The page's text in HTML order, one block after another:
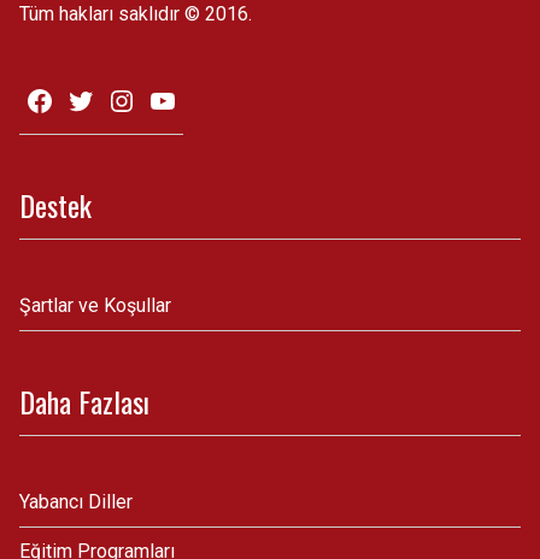
Tüm hakları saklıdır © 2016.
Destek
Şartlar ve Koşullar
Daha Fazlası
Yabancı Diller
Eğitim Programları